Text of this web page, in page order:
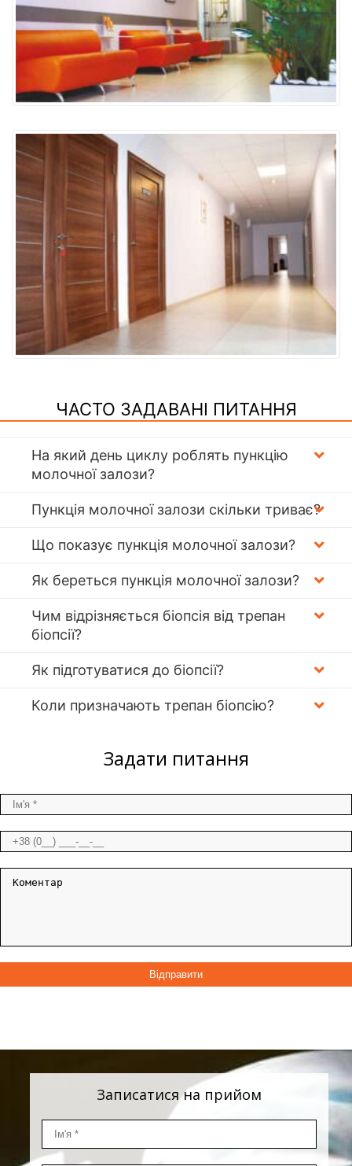
ЧАСТО ЗАДАВАНІ ПИТАННЯ
На який день циклу роблять пункцію
молочної залози?
Пункція молочної залози скільки триває?
Що показує пункція молочної залози?
Як береться пункція молочної залози?
Чим відрізняється біопсія від трепан
біопсії?
Як підготуватися до біопсії?
Коли призначають трепан біопсію?
Задати питання
Записатися на прийом